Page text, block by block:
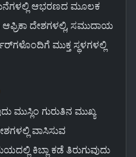
ಮನೆಗಳಲ್ಲಿ ಆಭರಣದ ಮೂಲಕ
ಆಫ್ರಿಕಾ ದೇಶಗಳಲ್ಲಿ, ಸಮುದಾಯ
ಮುಕ್ತ ಸ್ಥಳಗಳಲ್ಲಿ
ಮುಸ್ಲಿಂ ಗುರುತಿನ ಮುಖ್ಯ
ವಾಸಿಸುವ
ಕಿಬ್ಲಾ ಕಡೆ ತಿರುಗುವುದು